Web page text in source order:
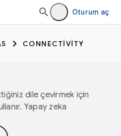
Oturum aç
CONNECTIVITY
dile çevirmek için
Yapay zeka